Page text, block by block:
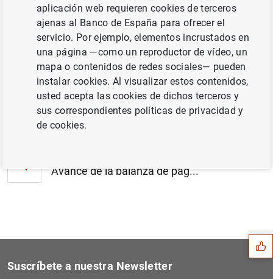
El Banco de España inicia el proceso
selectivo para proveer la plaza de jefe de
Conservaduría (148KB)
Avance de la balanza de pag...
Siguiente
Sugerencias
Suscríbete a nuestra Newsletter
aplicación web requieren cookies de terceros
ajenas al Banco de España para ofrecer el
servicio. Por ejemplo, elementos incrustados en
una página —como un reproductor de vídeo, un
mapa o contenidos de redes sociales— pueden
instalar cookies. Al visualizar estos contenidos,
usted acepta las cookies de dichos terceros y
sus correspondientes políticas de privacidad y
de cookies.